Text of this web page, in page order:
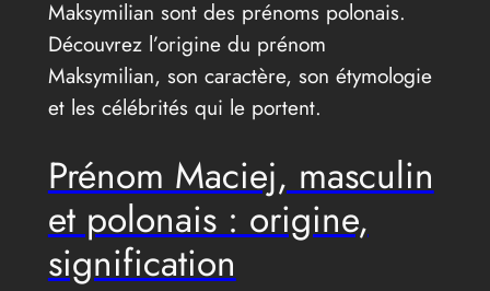
Maksymilian sont des prénoms polonais.
Découvrez l’origine du prénom
Maksymilian, son caractère, son étymologie
et les célébrités qui le portent.
Prénom Maciej, masculin
et polonais : origine,
signification